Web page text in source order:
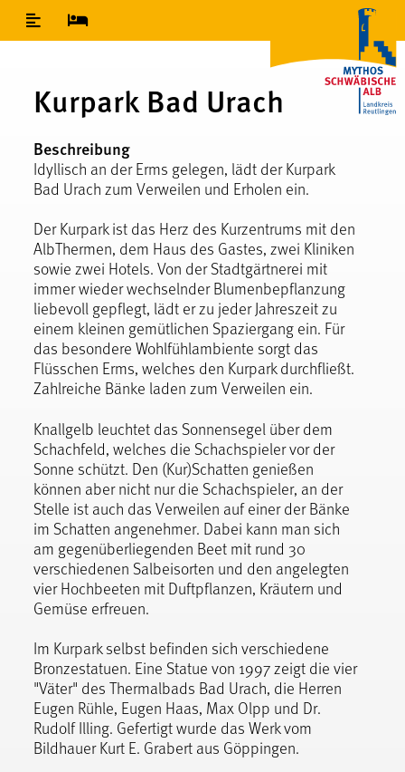
Inhaltsverzeichnis
Kurpark Bad Urach
Beschreibung
Idyllisch an der Erms gelegen, lädt der Kurpark
Bad Urach zum Verweilen und Erholen ein.
Der Kurpark ist das Herz des Kurzentrums mit den
AlbThermen, dem Haus des Gastes, zwei Kliniken
sowie zwei Hotels. Von der Stadtgärtnerei mit
immer wieder wechselnder Blumenbepflanzung
liebevoll gepflegt, lädt er zu jeder Jahreszeit zu
einem kleinen gemütlichen Spaziergang ein. Für
das besondere Wohlfühlambiente sorgt das
Flüsschen Erms, welches den Kurpark durchfließt.
Zahlreiche Bänke laden zum Verweilen ein.
Knallgelb leuchtet das Sonnensegel über dem
Schachfeld, welches die Schachspieler vor der
Sonne schützt. Den (Kur)Schatten genießen
können aber nicht nur die Schachspieler, an der
Stelle ist auch das Verweilen auf einer der Bänke
im Schatten angenehmer. Dabei kann man sich
am gegenüberliegenden Beet mit rund 30
verschiedenen Salbeisorten und den angelegten
vier Hochbeeten mit Duftpflanzen, Kräutern und
Gemüse erfreuen.
Im Kurpark selbst befinden sich verschiedene
Bronzestatuen. Eine Statue von 1997 zeigt die vier
"Väter" des Thermalbads Bad Urach, die Herren
Eugen Rühle, Eugen Haas, Max Olpp und Dr.
Rudolf Illing. Gefertigt wurde das Werk vom
Bildhauer Kurt E. Grabert aus Göppingen.